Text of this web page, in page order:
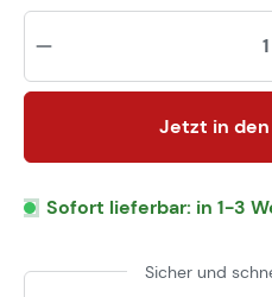
Jetzt in
Sofort lieferbar: in 1-3
Sicher und